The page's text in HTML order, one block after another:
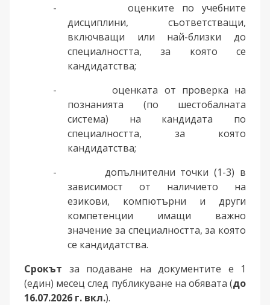
-
оценките по учебните
дисциплини, съответстващи,
включващи или най-близки до
специалността, за която се
кандидатства;
-
оценката от проверка на
познанията (по шестобалната
система) на кандидата по
специалността, за която
кандидатства;
-
допълнителни точки (1-3) в
зависимост от наличието на
езикови, компютърни и други
компетенции имащи важно
значение за специалността, за която
се кандидатства.
Срокът за подаване на документите е 1
(един) месец след публикуване на обявата (до
16.07.2026 г. вкл.).